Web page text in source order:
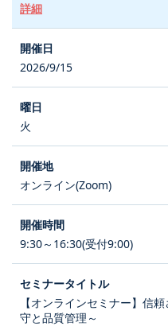
詳細
2026/9/15
火
オンライン(Zoom)
9:30～16:30(受付9:00)
【オンラインセミナー】信
守と品質管理～